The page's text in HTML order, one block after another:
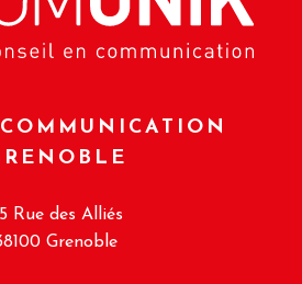
Rue des Alliés
Grenoble